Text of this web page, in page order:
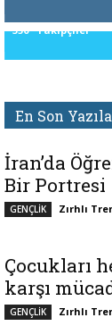
350 Takipçiler
En Son
İran’da
Bir Portresi
GENÇLİK Zırhlı
Çocukları
karşı
GENÇLİK Zırhlı